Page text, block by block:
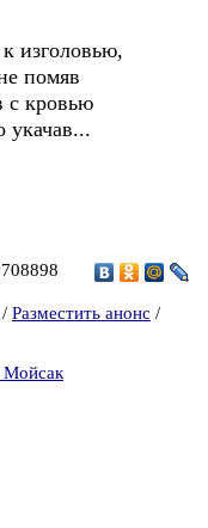
изголовью,
помяв
с кровью
/ Разместить анонс /
Мойсак